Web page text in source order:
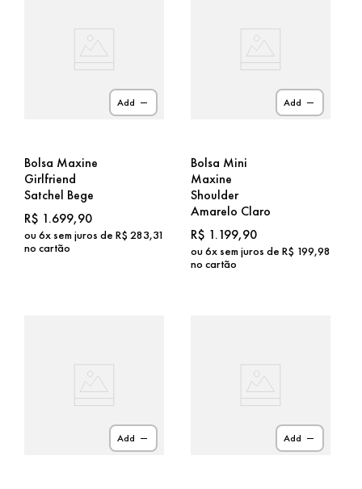
Add
Bolsa Maxine
Girlfriend
Satchel Bege
R$ 1.699,90
ou6x sem juros de R$ 283,31
no cartão
Add
Bolsa Mini
Maxine
Shoulder
Amarelo Claro
R$ 1.199,90
ou6x sem juros de R$ 199,98
no cartão
Add Add